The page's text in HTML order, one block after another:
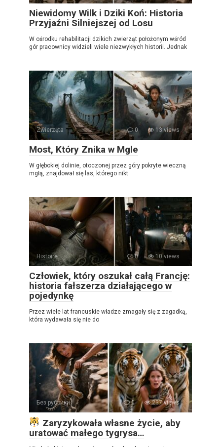
Niewidomy Wilk i Dziki Koń: Historia
Przyjaźni Silniejszej od Losu
W ośrodku rehabilitacji dzikich zwierząt położonym wśród
gór pracownicy widzieli wiele niezwykłych historii. Jednak
Zwierzęta 0 13 views
Most, Który Znika w Mgle
W głębokiej dolinie, otoczonej przez góry pokryte wieczną
mgłą, znajdował się las, którego nikt
Histoire 0 10 views
Człowiek, który oszukał całą Francję:
historia fałszerza działającego w
pojedynkę
Przez wiele lat francuskie władze zmagały się z zagadką,
która wydawała się nie do
Без рубрики 0 237 views
Zaryzykowała własne życie, aby
uratować małego tygrysa…